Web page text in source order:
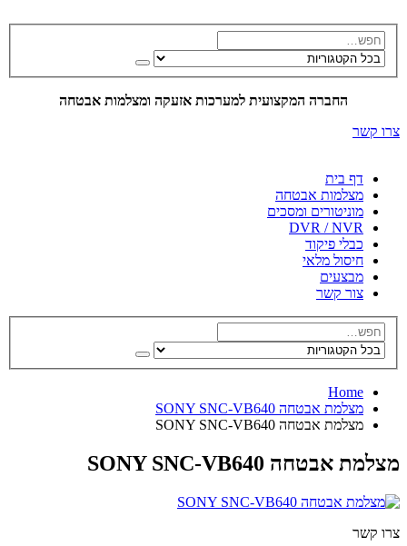
החברה המקצועית למערכות אזעקה ומצלמות אבטחה
צרו קשר
דף בית
מצלמות אבטחה
מוניטורים ומסכים
DVR / NVR
כבלי פיקוד
חיסול מלאי
מבצעים
צור קשר
Home
מצלמת אבטחה SONY SNC-VB640
מצלמת אבטחה SONY SNC-VB640
מצלמת אבטחה SONY SNC-VB640
צרו קשר